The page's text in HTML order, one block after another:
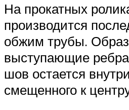
На прокатных
производится
обжим трубы.
выступающие
шов остается
смещенного к